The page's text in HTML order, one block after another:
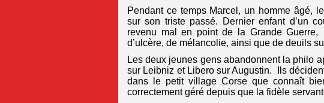
Pendant ce temps Marcel, un homme âgé,
sur son triste passé. Dernier enfant d’un
revenu mal en point de la Grande
d’ulcère, de mélancolie, ainsi que de deuils
Les deux jeunes gens abandonnent la philo
sur Leibniz et Libero sur Augustin. Ils
dans le petit village Corse que connaît
correctement géré depuis que la fidèle